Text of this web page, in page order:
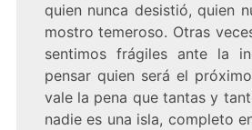
quien nunca desistió, quien
mostro temeroso. Otras
sentimos frágiles ante la
pensar quien será el
vale la pena que tantas y
nadie es una isla, completo